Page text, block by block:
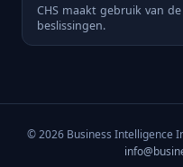
CHS maakt gebruik van
beslissingen.
© 2026 Business Intelligence